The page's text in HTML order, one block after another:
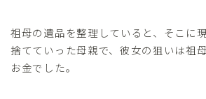
祖母の遺品を整理していると、そこに
捨てていった母親で、彼女の狙いは祖
お金でした。